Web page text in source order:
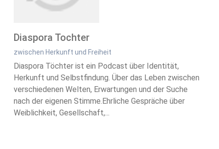
Diaspora Tochter
zwischen Herkunft und Freiheit
Diaspora Töchter ist ein Podcast über Identität,
Herkunft und Selbstfindung. Über das Leben zwischen
verschiedenen Welten, Erwartungen und der Suche
nach der eigenen Stimme.Ehrliche Gespräche über
Weiblichkeit, Gesellschaft,...